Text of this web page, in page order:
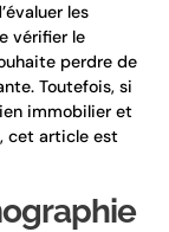
les
vérifier le
perdre de
Toutefois, si
immobilier et
cet article est